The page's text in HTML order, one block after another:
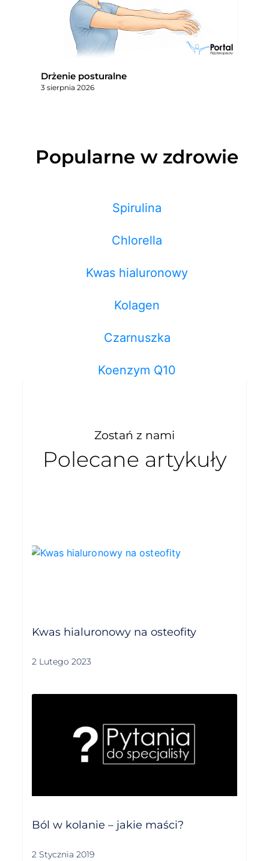
Drżenie posturalne
3 sierpnia 2026
Popularne w zdrowie
Spirulina
Chlorella
Kwas hialuronowy
Kolagen
Czarnuszka
Koenzym Q10
Zostań z nami
Polecane artykuły
Kwas hialuronowy na osteofity
2 Lutego 2023
Ból w kolanie – jakie maści?
2 Stycznia 2019